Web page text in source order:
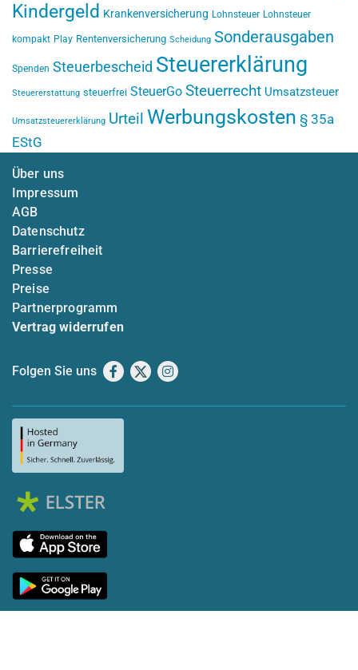
Kindergeld Krankenversicherung Lohnsteuer Lohnsteuer
kompakt Play Rentenversicherung Scheidung Sonderausgaben
Spenden Steuerbescheid Steuererklärung
Steuererstattung steuerfrei SteuerGo Steuerrecht Umsatzsteuer
Umsatzsteuererklärung Urteil Werbungskosten § 35a
EStG
Über uns
Impressum
AGB
Datenschutz
Barrierefreiheit
Presse
Preise
Partnerprogramm
Vertrag widerrufen
Folgen Sie uns Facebook
X Instagram